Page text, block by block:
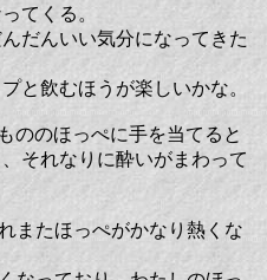
てくる。
だんいい気分になってきた
と飲むほうが楽しいかな。
ののほっぺに手を当てると
それなりに酔いがまわって
またほっぺがかなり熱くな